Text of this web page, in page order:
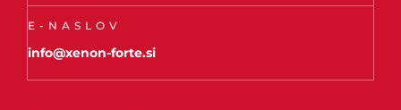
E-NASLOV
info@xenon-forte.si